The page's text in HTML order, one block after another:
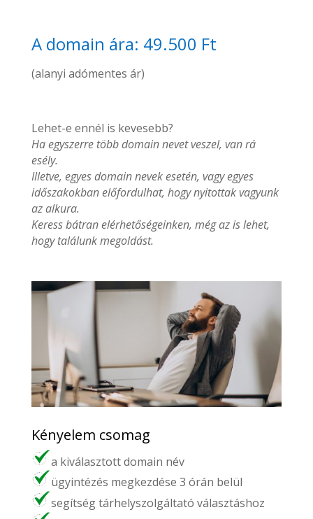
A domain ára: 49.500 Ft
(alanyi adómentes ár)
Lehet-e ennél is kevesebb?
Ha egyszerre több domain nevet veszel, van rá
esély.
Illetve, egyes domain nevek esetén, vagy egyes
időszakokban előfordulhat, hogy nyitottak vagyunk
az alkura.
Keress bátran elérhetőségeinken, még az is lehet,
hogy találunk megoldást.
Kényelem csomag
a kiválasztott domain név
ügyintézés megkezdése 3 órán belül
segítség tárhelyszolgáltató választáshoz